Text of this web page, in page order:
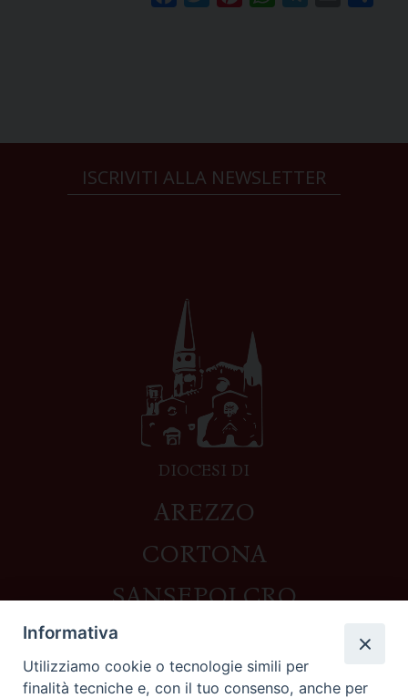
ISCRIVITI ALLA NEWSLETTER
DIOCESI DI
AREZZO
CORTONA
SANSEPOLCRO
Contatti
Informativa
Utilizziamo cookie o tecnologie simili per
finalità tecniche e, con il tuo consenso, anche per